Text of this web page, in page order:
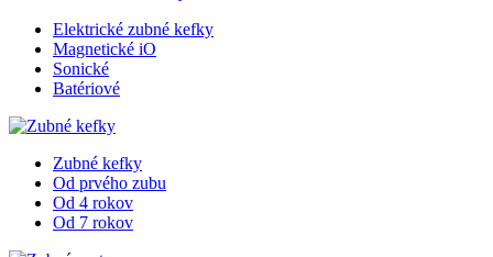
Elektrické zubné kefky
Magnetické iO
Sonické
Batériové
Zubné kefky
Od prvého zubu
Od 4 rokov
Od 7 rokov